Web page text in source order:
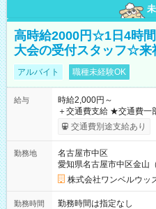
高時給2000円☆1日4時
大会の受付スタッフ☆来
アルバイト 職種未経験OK
給与
時給2,000円～
＋交通費支給 ★交通費一部支給！ ┗1日500円を超えた分は全額
支給！ ※往復500円以内の方
OK！（規定あり） ┗働
期間なし
交通費別途支給あり
勤務地
名古屋市中区
愛知県名古屋市中区金山
株式会社ワンベルウッ
勤務時間
勤務時間は指定なし